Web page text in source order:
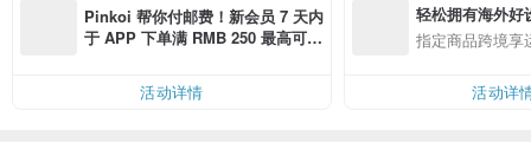
Pinkoi 帮你付邮费！新会员 7 天内
于 APP 下单满 RMB 250 最高可折
活动详情
轻松拥有海外好
指定商品跨境享
活动详